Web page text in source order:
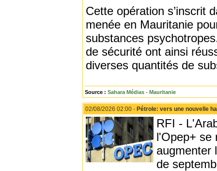
Cette opération s’inscrit
menée en Mauritanie
substances
de sécurité ont ainsi
diverses quantités de
Source : Sahara Médias - Mauritanie
02/08/2026 02:00 - Pétrole: vers une nouvelle
RFI -
l'Opep+ se
augmenter
de